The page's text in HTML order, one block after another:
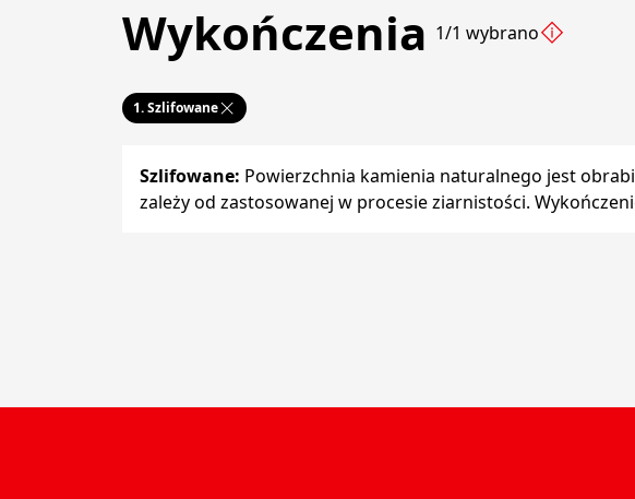
Wykończenia 1/1 wybrano
1.Szlifowane
Szlifowane: Powierzchnia kamienia naturalnego jest
zależy od zastosowanej w procesie ziarnistości.